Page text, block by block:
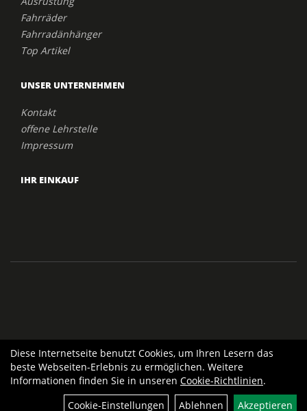
Fahrräder
Fahrradänhänger
Top Artikel
UNSER UNTERNEHMEN
Kontakt
offene Lehrstelle
Impressum
IHR EINKAUF
Diese Internetseite benutzt Cookies, um Ihren Lesern das
beste Webseiten-Erlebnis zu ermöglichen. Weitere
Informationen finden Sie in unseren Cookie-Richtlinien.
Cookie-Einstellungen
Ablehnen Akzeptieren